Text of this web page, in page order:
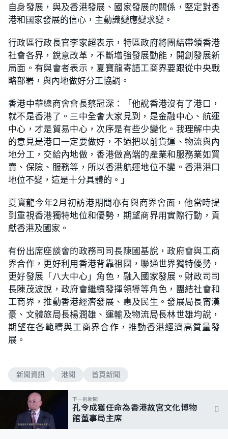
自身發展，與及香港發展、國家發展的關係，堅定對香
港和國家發展的信心，主動識變應變求變。
行政區行政長官李家超表示，特區政府將團結帶領香港
社會各界，銳意改革，不斷增強發展動能，開創發展新
局面。有與會者表示，夏寶龍寄語工商界要跟從中央戰
略部署，與內地做好分工協調。
香港中華總商會會長蔡冠深：「他說香港沒有了港口，
就不是香港了。三中全會大家見到，是金融中心、航運
中心，才是貿易中心，次序是有些少變化。我理解中央
的意見是港口一定要做好，不過把以前貨運、物流與內
地分工，交給內地做，香港做高端的產業和服務業如買
賣、保險、服務等，所以香港航運地位不變。香港港口
地位不變，這是十分具體的。」
夏寶龍今年2月初訪港期間亦有與商界會面，他當時提
到重視香港獨特地位和優勢，期望商界用實際行動，貢
獻香港及國家。
有份出席座談會的政務司司長陳國基說，政府會與工商
界合作，更好利用香港背靠祖國，聯通世界獨特優勢，
更好發展「八大中心」角色，融入國家發展。財政司司
長陳茂波說，政府會繼續發揮領導等角色，團結社會和
工商界，推動香港經濟發展、惠及民生。發展局長甯漢
豪、文體旅局長楊潤雄、運輸及物流局長林世雄均說，
期望在各範疇與工商界合作，推動香港經濟高質量發
展。
新聞資訊 港聞 首頁新聞
下一則新聞
孔令成獲任命為香港故宮文化博物
館董事局主席